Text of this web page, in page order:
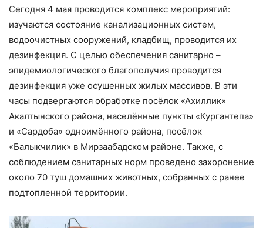
Сегодня 4 мая проводится комплекс мероприятий:
изучаются состояние канализационных систем,
водоочистных сооружений, кладбищ, проводится их
дезинфекция. С целью обеспечения санитарно –
эпидемиологического благополучия проводится
дезинфекция уже осушенных жилых массивов. В эти
часы подвергаются обработке посёлок «Ахиллик»
Акалтынского района, населённые пункты «Кургантепа»
и «Сардоба» одноимённого района, посёлок
«Балыкчилик» в Мирзаабадском районе. Также, с
соблюдением санитарных норм проведено захоронение
около 70 туш домашних животных, собранных с ранее
подтопленной территории.